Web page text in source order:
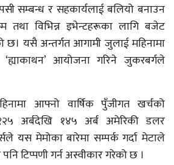
सम्बन्ध र सहकार्यलाई बलियो बनाउन
तथा विभिन्न इभेन्टहरूका लागि बजेट
छ। यसै अन्तर्गत आगामी जुलाई महिनामा
आयोजना गरिने जुकरबर्गले
आफ्नो वार्षिक पुँजीगत खर्चको
अर्बदेखि १४५ अर्ब अमेरिकी डलर
यस मेमोका बारेमा सम्पर्क गर्दा मेटाले
टिप्पणी गर्न अस्वीकार गरेको छ ।